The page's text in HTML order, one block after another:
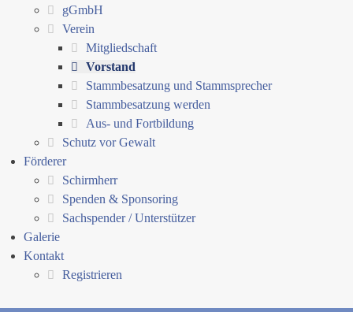
gGmbH
Verein
Mitgliedschaft
Vorstand
Stammbesatzung und Stammsprecher
Stammbesatzung werden
Aus- und Fortbildung
Schutz vor Gewalt
Förderer
Schirmherr
Spenden & Sponsoring
Sachspender / Unterstützer
Galerie
Kontakt
Registrieren